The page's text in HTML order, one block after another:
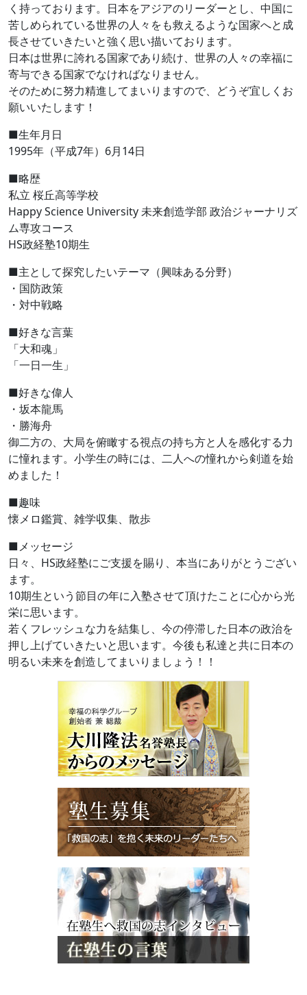
く持っております。日本をアジアのリーダーとし、中国に
苦しめられている世界の人々をも救えるような国家へと成
長させていきたいと強く思い描いております。
日本は世界に誇れる国家であり続け、世界の人々の幸福に
寄与できる国家でなければなりません。
そのために努力精進してまいりますので、どうぞ宜しくお
願いいたします！
■生年月日
1995年（平成7年）6月14日
■略歴
私立 桜丘高等学校
Happy Science University 未来創造学部 政治ジャーナリズ
ム専攻コース
HS政経塾10期生
■主として探究したいテーマ（興味ある分野）
・国防政策
・対中戦略
■好きな言葉
「大和魂」
「一日一生」
■好きな偉人
・坂本龍馬
・勝海舟
御二方の、大局を俯瞰する視点の持ち方と人を感化する力
に憧れます。小学生の時には、二人への憧れから剣道を始
めました！
■趣味
懐メロ鑑賞、雑学収集、散歩
■メッセージ
日々、HS政経塾にご支援を賜り、本当にありがとうござい
ます。
10期生という節目の年に入塾させて頂けたことに心から光
栄に思います。
若くフレッシュな力を結集し、今の停滞した日本の政治を
押し上げていきたいと思います。今後も私達と共に日本の
明るい未来を創造してまいりましょう！！